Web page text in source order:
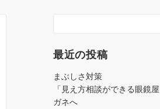
最近の投稿
まぶしさ対策
「見え方相談ができる眼鏡
ガネへ